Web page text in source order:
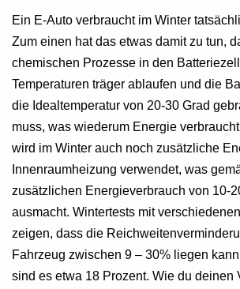
Ein E-Auto verbraucht im Winter
Zum einen hat das etwas damit zu tun,
chemischen Prozesse in den
Temperaturen träger ablaufen und die
die Idealtemperatur von 20-30 Grad
muss, was wiederum Energie
wird im Winter auch noch zusätzliche
Innenraumheizung verwendet, was
zusätzlichen Energieverbrauch von 10-
ausmacht. Wintertests mit
zeigen, dass die
Fahrzeug zwischen 9 – 30% liegen
sind es etwa 18 Prozent. Wie du deinen